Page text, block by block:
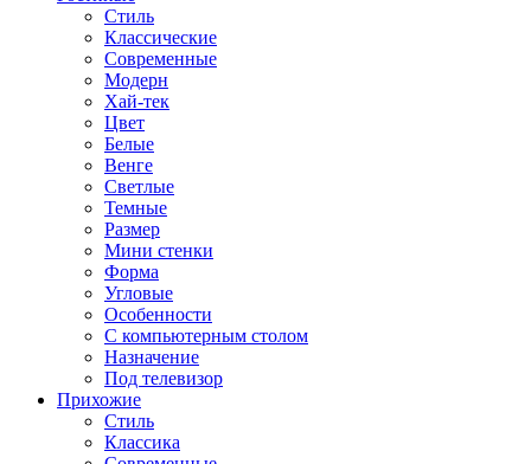
Стиль
Классические
Современные
Модерн
Хай-тек
Цвет
Белые
Венге
Светлые
Темные
Размер
Мини стенки
Форма
Угловые
Особенности
С компьютерным столом
Назначение
Под телевизор
Прихожие
Стиль
Классика